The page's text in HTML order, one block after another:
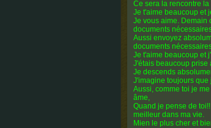
Ce sera la rencontre la
Je t'aime beaucoup et
Je vous aime. Demain
documents
Aussi envoyez
documents
Je t'aime beaucoup et
J'étais beaucoup prise
Je descends
J'imagine toujours que
Aussi, comme toi je
âme,
Quand je pense de
meilleur dans ma vie.
Mien le plus cher et